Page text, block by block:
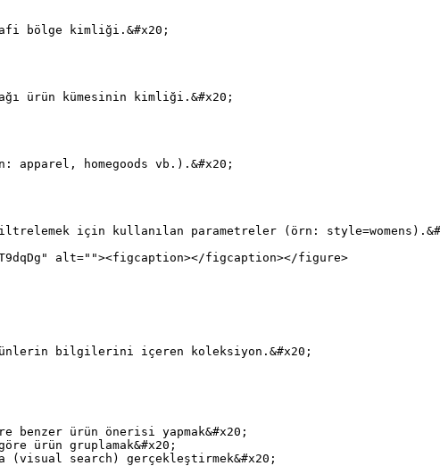
bölge kimliği.&#x20;
ürün kümesinin kimliği.&#x20;
homegoods vb.).&#x20;
için kullanılan parametreler (örn:
alt=""><figcaption></figcaption></figure>
bilgilerini içeren koleksiyon.&#x20;
ürün önerisi yapmak&#x20;
ürün gruplamak&#x20;
search) gerçekleştirmek&#x20;